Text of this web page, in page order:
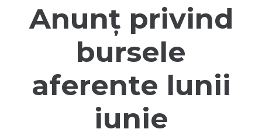
Anunț privind
bursele
aferente lunii
iunie